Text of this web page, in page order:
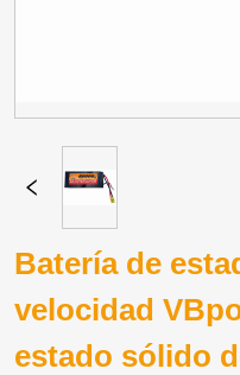
Batería de
velocidad
estado sólido